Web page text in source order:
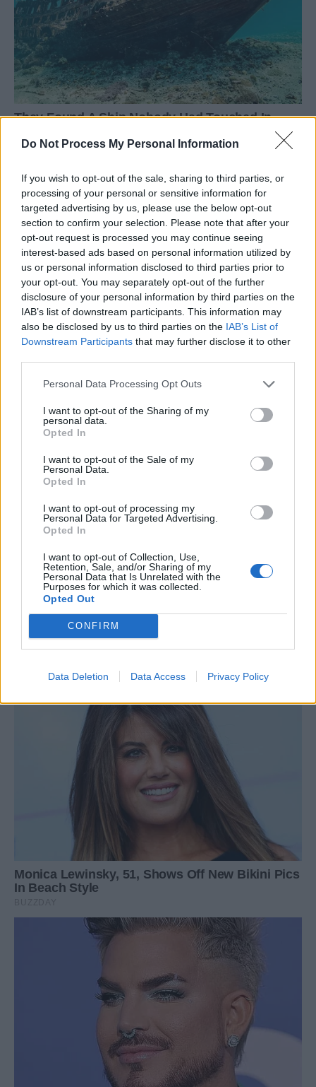
Do Not Process My Personal Information
If you wish to opt-out of the sale, sharing to third parties, or
processing of your personal or sensitive information for
targeted advertising by us, please use the below opt-out
section to confirm your selection. Please note that after your
opt-out request is processed you may continue seeing
interest-based ads based on personal information utilized by
us or personal information disclosed to third parties prior to
your opt-out. You may separately opt-out of the further
disclosure of your personal information by third parties on the
IAB’s list of downstream participants. This information may
also be disclosed by us to third parties on the IAB’s List of
Downstream Participants that may further disclose it to other
Personal Data Processing Opt Outs
I want to opt-out of the Sharing of my
personal data.
Opted In
I want to opt-out of the Sale of my
Personal Data.
Opted In
I want to opt-out of processing my
Personal Data for Targeted Advertising.
Opted In
I want to opt-out of Collection, Use,
Retention, Sale, and/or Sharing of my
Personal Data that Is Unrelated with the
Purposes for which it was collected.
Opted Out
CONFIRM
Data Deletion Data Access Privacy Policy